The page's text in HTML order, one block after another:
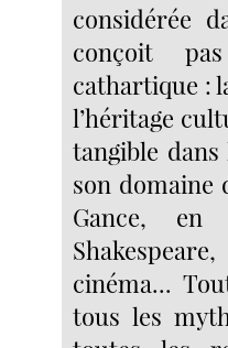
considérée
conçoit
cathartique :
l’héritage
tangible
son domaine
Gance, en
cinéma...
tous les